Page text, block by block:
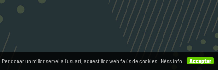
Per donar un millor servei a l'usuari, aquest lloc web fa ús de cookies Méss info Acceptar